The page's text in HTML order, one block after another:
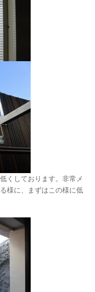
くしております。非常メ
様に、まずはこの様に低